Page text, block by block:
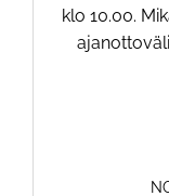
klo 10.00.